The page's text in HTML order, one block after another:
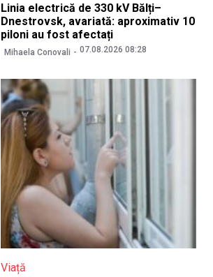
Linia electrică de 330 kV Bălți–
Dnestrovsk, avariată: aproximativ 10
piloni au fost afectați
Mihaela Conovali 07.08.2026 08:28
Viață